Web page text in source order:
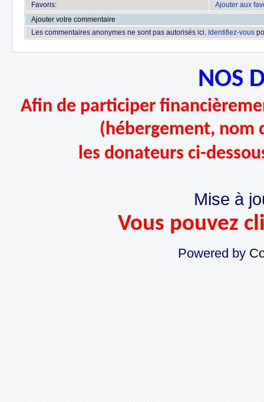
Favoris:
Ajouter aux
Ajouter votre commentaire
Les commentaires anonymes ne sont pas autorisés ici. Identifiez-vous
NOS
Afin de participer
(hébergement,
les donateurs ci-
Mise à
Vous pouvez
Powered by